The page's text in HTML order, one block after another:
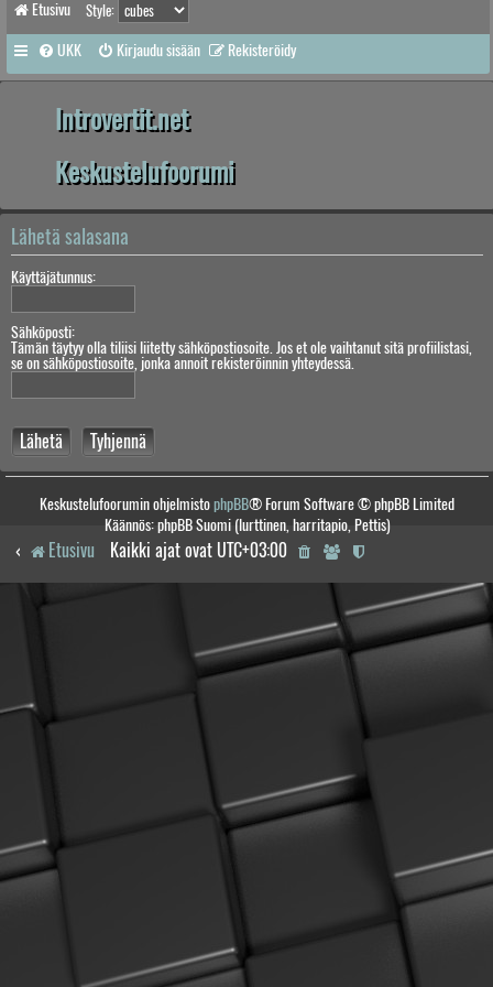
Etusivu Style:
UKK Kirjaudu sisään Rekisteröidy
Introvertit.net
Keskustelufoorumi
Lähetä salasana
Käyttäjätunnus:
Sähköposti:
Tämän täytyy olla tiliisi liitetty sähköpostiosoite. Jos et ole vaihtanut sitä profiilistasi,
se on sähköpostiosoite, jonka annoit rekisteröinnin yhteydessä.
Keskustelufoorumin ohjelmistophpBB® Forum Software © phpBB Limited
Käännös: phpBB Suomi (lurttinen, harritapio, Pettis)
Etusivu Kaikki ajat ovat UTC+03:00